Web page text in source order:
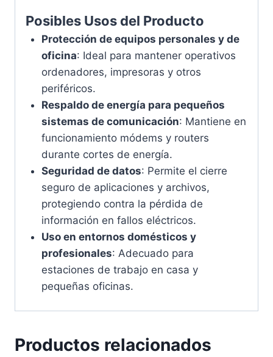
Posibles Usos del Producto
Protección de equipos personales y de
oficina: Ideal para mantener operativos
ordenadores, impresoras y otros
periféricos.
Respaldo de energía para pequeños
sistemas de comunicación: Mantiene en
funcionamiento módems y routers
durante cortes de energía.
Seguridad de datos: Permite el cierre
seguro de aplicaciones y archivos,
protegiendo contra la pérdida de
información en fallos eléctricos.
Uso en entornos domésticos y
profesionales: Adecuado para
estaciones de trabajo en casa y
pequeñas oficinas.
Productos relacionados